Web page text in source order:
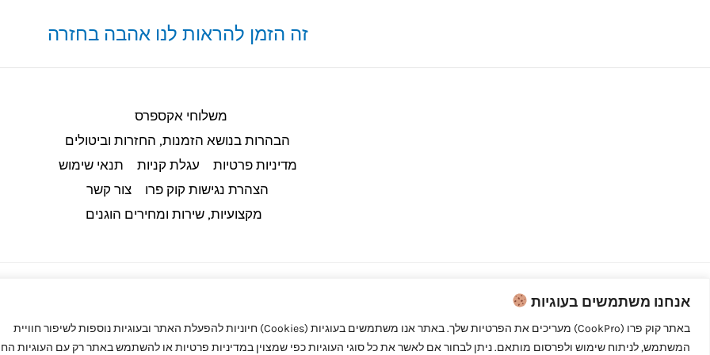
אנחנו משתמשים בעוגיות
באתר קוק פרו (CookPro) מעריכים את הפרטיות שלך. באתר אנו משתמשים בעוגיות (Cookies) חיוניות להפעלת האתר ובעוגיות נוספות לשיפור חוויית
המשתמש, לניתוח שימוש ולפרסום מותאם. ניתן לבחור אם לאשר את כל סוגי העוגיות כפי שמצוין במדיניות פרטיות או להשתמש באתר רק עם העוגיות
זה הזמן להראות לנו אהבה בחזרה
משלוחי אקספרס
הבהרות בנושא הזמנות, החזרות וביטולים​
מדיניות פרטיות
עגלת קניות
תנאי שימוש
הצהרת נגישות קוק פרו
צור קשר
מקצועיות, שירות ומחירים הוגנים
מקצוענים